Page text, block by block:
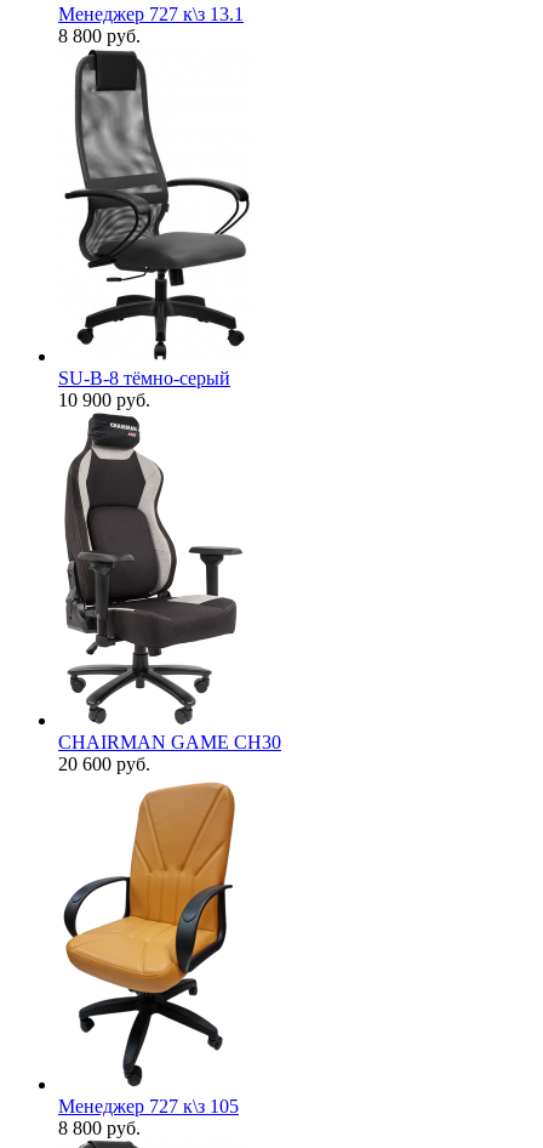
Менеджер 727 к\з 13.1
8 800 руб.
SU-B-8 тёмно-серый
10 900 руб.
CHAIRMAN GAME CH30
20 600 руб.
Менеджер 727 к\з 105
8 800 руб.